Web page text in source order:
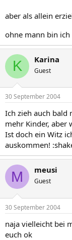
aber als allein
ohne mann bin ich
K Karina
Guest
30 September 2004
Ich zieh auch bald
mehr Kinder, aber
Ist doch ein Witz
auskommen!
M meusi
Guest
30 September 2004
naja vielleicht bei
euch ok